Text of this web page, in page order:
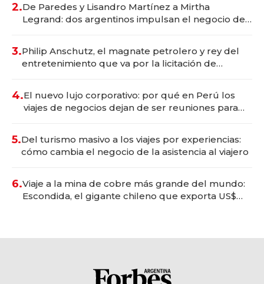
2.De Paredes y Lisandro Martínez a Mirtha
Legrand: dos argentinos impulsan el negocio del
3.Philip Anschutz, el magnate petrolero y rey del
entretenimiento que va por la licitación de
4.El nuevo lujo corporativo: por qué en Perú los
viajes de negocios dejan de ser reuniones para
5.Del turismo masivo a los viajes por experiencias:
cómo cambia el negocio de la asistencia al viajero
6.Viaje a la mina de cobre más grande del mundo:
Escondida, el gigante chileno que exporta US$